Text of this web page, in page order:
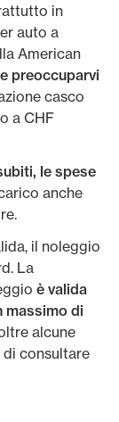
in
auto a
American
preoccuparvi
casco
a CHF
le spese
anche
il noleggio
La
è valida
massimo di
alcune
di consultare